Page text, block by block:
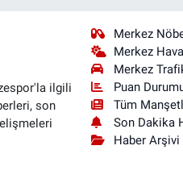
ilgili
son
Merkez
Merkez
Merkez
Puan
Tüm
Son Dakika
Haber Arşivi